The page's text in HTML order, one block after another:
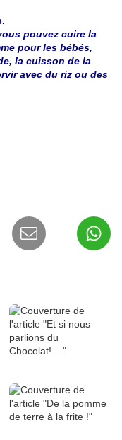
pouvez cuire la
pour les bébés,
la cuisson de la
avec du riz ou des